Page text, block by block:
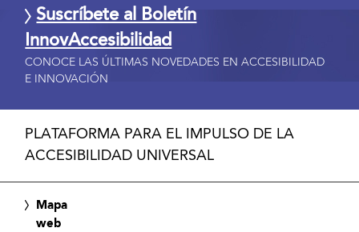
Suscríbete al Boletín
InnovAccesibilidad
CONOCE LAS ÚLTIMAS NOVEDADES EN ACCESIBILIDAD
E INNOVACIÓN
PLATAFORMA PARA EL IMPULSO DE LA
ACCESIBILIDAD UNIVERSAL
Mapa
web